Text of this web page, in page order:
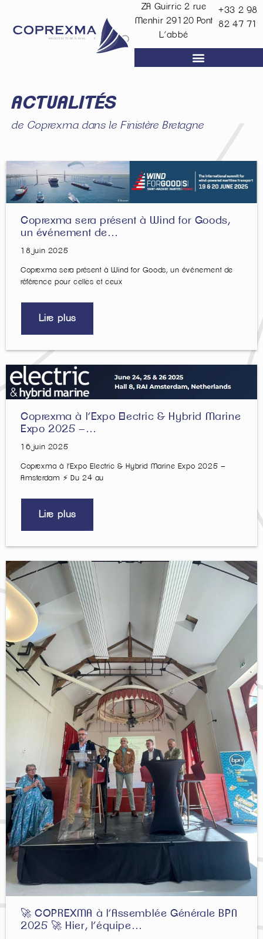
ZA Guirric 2 rue
Menhir 29120 Pont
L’abbé
+33 2 98
82 47 71
ACTUALITÉS
de Coprexma dans le Finistère Bretagne
Coprexma sera présent à Wind for Goods,
un événement de…
18 juin 2025
Coprexma sera présent à Wind for Goods, un événement de
référence pour celles et ceux
Lire plus
Coprexma à l’Expo Electric & Hybrid Marine
Expo 2025 –…
16 juin 2025
Coprexma à l’Expo Electric & Hybrid Marine Expo 2025 –
Amsterdam ⚡️ Du 24 au
Lire plus
🚀 COPREXMA à l’Assemblée Générale BPN
2025 🚀 Hier, l’équipe…